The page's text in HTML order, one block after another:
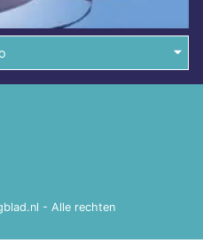
- Alle rechten